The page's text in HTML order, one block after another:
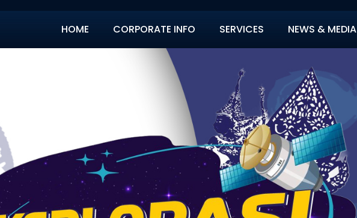
HOME CORPORATE INFO SERVICES NEWS & MEDIA